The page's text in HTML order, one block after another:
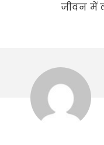
जीवन में